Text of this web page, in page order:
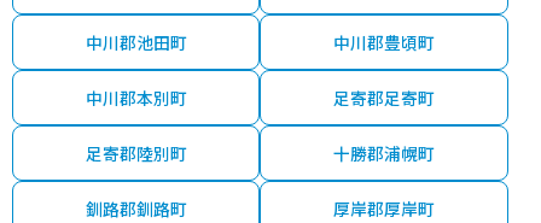
中川郡池田町 中川郡豊頃町
中川郡本別町 足寄郡足寄町
足寄郡陸別町 十勝郡浦幌町
釧路郡釧路町 厚岸郡厚岸町